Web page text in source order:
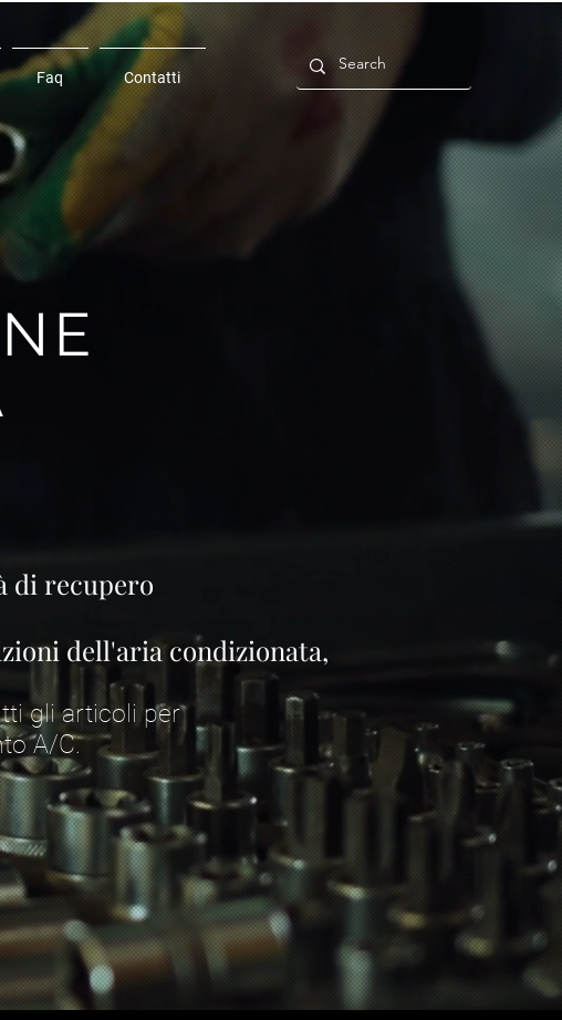
Faq Contatti
di recupero
dell'aria condizionata,
gli articoli per
A/C.